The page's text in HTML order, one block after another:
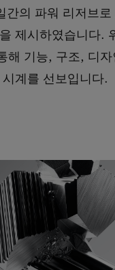
간의 파워 리저브로
제시하였습니다.
해 기능, 구조, 디자
계를 선보입니다.